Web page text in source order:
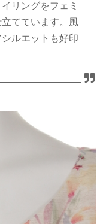
リングをフェミ
てています。風
ルエットも好印